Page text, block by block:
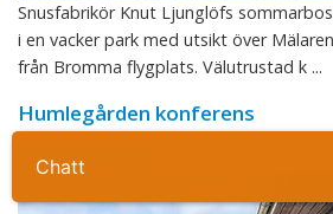
Ta kontakt
Snusfabrikör Knut Ljunglöfs
i en vacker park med utsikt över
från Bromma flygplats. Välutrustad k ...
Humlegården konferens